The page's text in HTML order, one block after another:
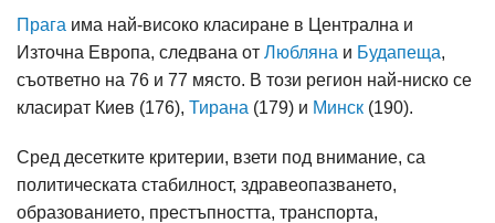
Прага има най-високо класиране в Централна и
Източна Европа, следвана от Любляна и Будапеща,
съответно на 76 и 77 място. В този регион най-ниско се
класират Киев (176), Тирана (179) и Минск (190).
Сред десетките критерии, взети под внимание, са
политическата стабилност, здравеопазването,
образованието, престъпността, транспорта,